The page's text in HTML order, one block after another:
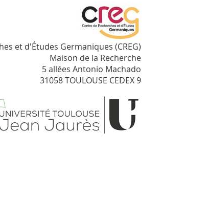
et d'Études Germaniques (CREG)
Maison de la Recherche
5 allées Antonio Machado
31058 TOULOUSE CEDEX 9